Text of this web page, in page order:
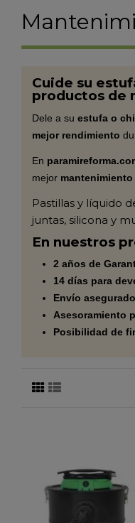
Cuide su
productos de
Dele a su estufa o
mejor rendimiento
En
mejor
Pastillas y líquido
juntas, silicona y
En nuestros
2 años de
14 días para
Envío asegurado
Asesoramiento
Posibilidad de